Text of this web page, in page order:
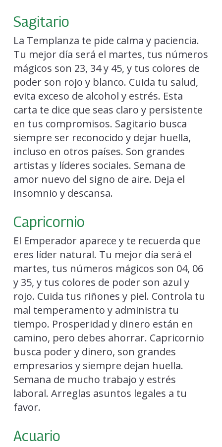
Sagitario
La Templanza te pide calma y paciencia.
Tu mejor día será el martes, tus números
mágicos son 23, 34 y 45, y tus colores de
poder son rojo y blanco. Cuida tu salud,
evita exceso de alcohol y estrés. Esta
carta te dice que seas claro y persistente
en tus compromisos. Sagitario busca
siempre ser reconocido y dejar huella,
incluso en otros países. Son grandes
artistas y líderes sociales. Semana de
amor nuevo del signo de aire. Deja el
insomnio y descansa.
Capricornio
El Emperador aparece y te recuerda que
eres líder natural. Tu mejor día será el
martes, tus números mágicos son 04, 06
y 35, y tus colores de poder son azul y
rojo. Cuida tus riñones y piel. Controla tu
mal temperamento y administra tu
tiempo. Prosperidad y dinero están en
camino, pero debes ahorrar. Capricornio
busca poder y dinero, son grandes
empresarios y siempre dejan huella.
Semana de mucho trabajo y estrés
laboral. Arreglas asuntos legales a tu
favor.
Acuario